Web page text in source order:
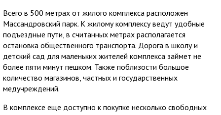
Всего в 500 метрах от жилого комплекса расположен
Массандровский парк. К жилому комплексу ведут удобные
подъездные пути, в считанных метрах располагается
остановка общественного транспорта. Дорога в школу и
детский сад для маленьких жителей комплекса займет не
более пяти минут пешком. Также поблизости большое
количество магазинов, частных и государственных
медучреждений.
В комплексе еще доступно к покупке несколько свободных